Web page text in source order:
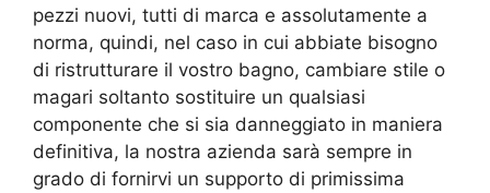
pezzi nuovi, tutti di marca e assolutamente a
norma, quindi, nel caso in cui abbiate bisogno
di ristrutturare il vostro bagno, cambiare stile o
magari soltanto sostituire un qualsiasi
componente che si sia danneggiato in maniera
definitiva, la nostra azienda sarà sempre in
grado di fornirvi un supporto di primissima